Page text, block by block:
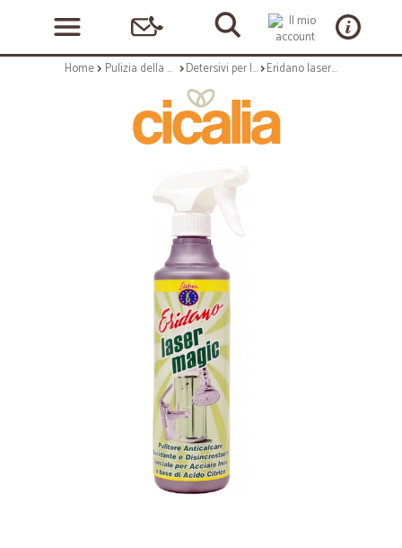
Home Pulizia della casa Detersivi per la casa Eridano laser magic disincrostante ml.500